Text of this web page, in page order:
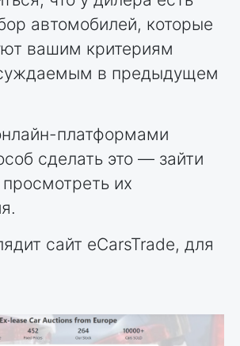
автомобилей, которые
вашим критериям
в предыдущем
платформами
сделать это — зайти
их
сайт eCarsTrade, для